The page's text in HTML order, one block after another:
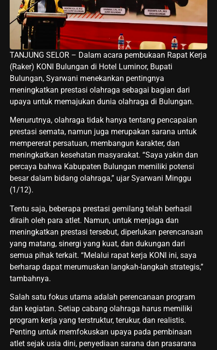
TANJUNG SELOR – Dalam acara pembukaan Rapat Kerja
(Raker) KONI Bulungan di Hotel Luminor, Bupati
Bulungan, Syarwani menekankan pentingnya
meningkatkan prestasi olahraga sebagai bagian dari
upaya untuk memajukan dunia olahraga di Bulungan.
Menurutnya, olahraga tidak hanya tentang pencapaian
prestasi semata, namun juga merupakan sarana untuk
mempererat persatuan, membangun karakter, dan
meningkatkan kesehatan masyarakat. “Saya yakin dan
percaya bahwa Kabupaten Bulungan memiliki potensi
besar dalam bidang olahraga,” ujar Syarwani Minggu
(1/12).
Tentu saja, beberapa prestasi gemilang telah berhasil
diraih oleh para atlet. Namun, untuk menjaga dan
meningkatkan prestasi tersebut, diperlukan perencanaan
yang matang, sinergi yang kuat, dan dukungan dari
semua pihak terkait. “Melalui rapat kerja KONI ini, saya
berharap dapat merumuskan langkah-langkah strategis,”
tambahnya.
Salah satu fokus utama adalah perencanaan program
dan kegiatan. Setiap cabang olahraga harus memiliki
program kerja yang terstruktur, terukur, dan realistis.
Penting untuk memfokuskan upaya pada pembinaan
atlet sejak usia dini, penyediaan sarana dan prasarana